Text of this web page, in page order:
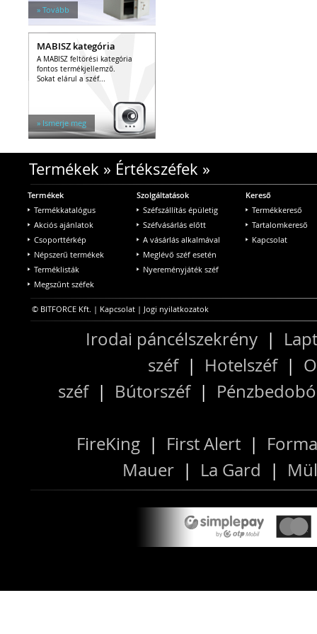
» Tovább
MABISZ kategória
A MABISZ feltörési kategória
fontos termékjellemző.
Sokat elárul a széf...
» Ismerje meg
Termékek » Értékszéfek »
Termékek
Termékkatalógus
Akciós ajánlatok
Csoporttérkép
Népszerű termékek
Terméklisták
Megszűnt széfek
Szolgáltatások
Széfszállítás épületig
Széfvásárlás előtt
A vásárlás alkalmával
Meglévő széf esetén
Nyereményjáték széf
Kereső
Termékkereső
Tartalomkereső
Kapcsolat
© BITFORCE Kft. | Kapcsolat | Jogi nyilatkozatok
Irodai páncélszekrény |
széf| Hotelszéf|
széf| Bútorszéf|
FireKing | First Alert |
Mauer | La Gard |